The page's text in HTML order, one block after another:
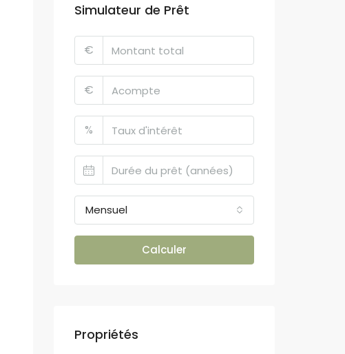
Simulateur de Prêt
€
€
%
Mensuel
Calculer
Propriétés